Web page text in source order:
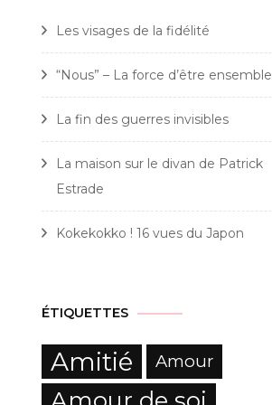
Les visages de la fidélité
“Nous” – La force d’être ensemble
La fin des guerres invisibles
La maison sur le divan de Patrick
Estrade
Kokekokko ! 16 vues du Japon
ÉTIQUETTES
Amitié Amour